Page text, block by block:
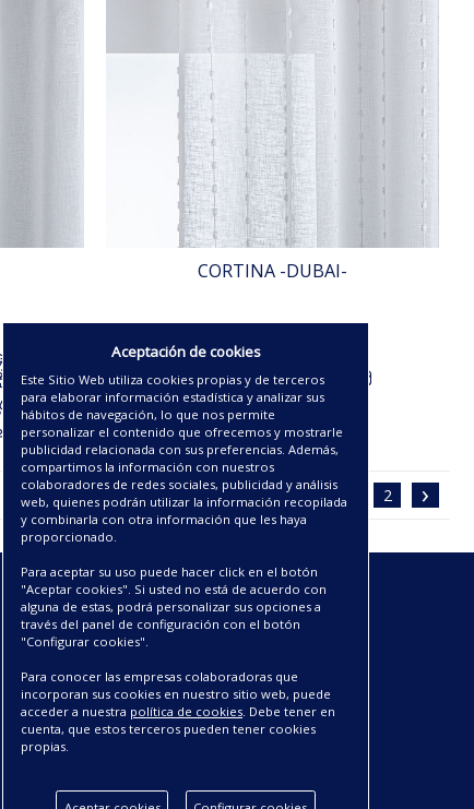
CORTINA -DUBAI-
34.50€
‹ 1 2 ›
ENLACES
CATÁLOGOS PDF
SOBRE NOSOTROS
CONDICIONES DE ENVÍO Y ENTREGA
POLÍTICA DE DEVOLUCIONES
AVISO LEGAL
POLÍTICA DE PRIVACIDAD
Aceptación de cookies
Este Sitio Web utiliza cookies propias y de terceros
para elaborar información estadística y analizar sus
hábitos de navegación, lo que nos permite
personalizar el contenido que ofrecemos y mostrarle
publicidad relacionada con sus preferencias. Además,
compartimos la información con nuestros
colaboradores de redes sociales, publicidad y análisis
web, quienes podrán utilizar la información recopilada
y combinarla con otra información que les haya
proporcionado.
Para aceptar su uso puede hacer click en el botón
"Aceptar cookies". Si usted no está de acuerdo con
alguna de estas, podrá personalizar sus opciones a
través del panel de configuración con el botón
"Configurar cookies".
Para conocer las empresas colaboradoras que
incorporan sus cookies en nuestro sitio web, puede
acceder a nuestra política de cookies. Debe tener en
cuenta, que estos terceros pueden tener cookies
propias.